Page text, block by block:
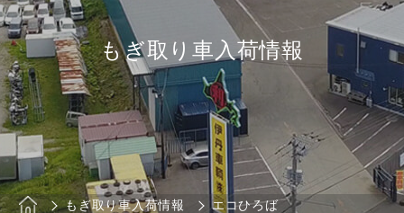
もぎ取り車入荷情報
もぎ取り車入荷情報
エコひろば